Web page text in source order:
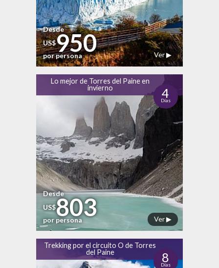
Ver ▶
Desde
US$950
por persona
Lo mejor de Torres del Paine en
invierno
4
Días
Ver ▶
Desde
US$803
por persona
Trekking por el circuito O de Torres
del Paine
8
Días